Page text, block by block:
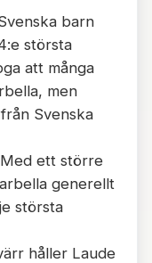
barn
största
att många
men
Svenska
ett större
generellt
största
håller Laude